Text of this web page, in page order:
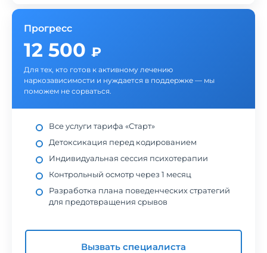
Прогресс
12 500 ₽
Для тех, кто готов к активному лечению
наркозависимости и нуждается в поддержке — мы
поможем не сорваться.
Все услуги тарифа «Старт»
Детоксикация перед кодированием
Индивидуальная сессия психотерапии
Контрольный осмотр через 1 месяц
Разработка плана поведенческих стратегий
для предотвращения срывов
Вызвать специалиста